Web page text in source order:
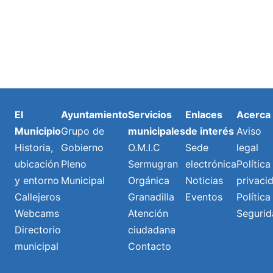
El
Municipio
Historia,
ubicación
y entorno
Callejeros
Webcams
Directorio
municipal
Ayuntamiento
Grupo de
Gobierno
Pleno
Municipal
Servicios
municipales
O.M.I.C
Sermugran
Orgánica
Granadilla
Atención
ciudadana
Contacto
Enlaces
de interés
Sede
electrónica
Noticias
Eventos
Acerca
Aviso
legal
Política
Política